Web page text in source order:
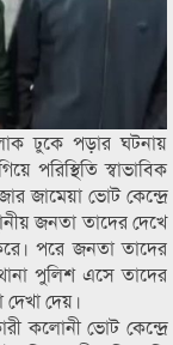
ঢুকে পড়ার ঘটনায়
পরিস্থিতি স্বাভাবিক
জামেয়া ভোট কেন্দ্রে
জনতা তাদের দেখে
পরে জনতা তাদের
পুলিশ এসে তাদের
দেয়।
কলোনী ভোট কেন্দ্রে